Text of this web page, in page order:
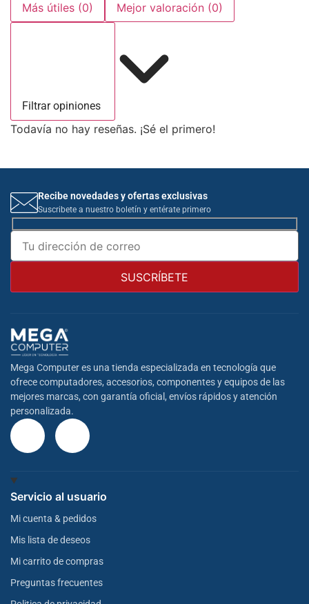
Más útiles (0) Mejor valoración (0)
Filtrar opiniones
Todavía no hay reseñas. ¡Sé el primero!
Recibe novedades y ofertas exclusivas
Suscribete a nuestro boletín y entérate primero
Mega Computer es una tienda especializada en tecnología que
ofrece computadores, accesorios, componentes y equipos de las
mejores marcas, con garantía oficial, envíos rápidos y atención
personalizada.
Servicio al usuario
Mi cuenta & pedidos
Mis lista de deseos
Mi carrito de compras
Preguntas frecuentes